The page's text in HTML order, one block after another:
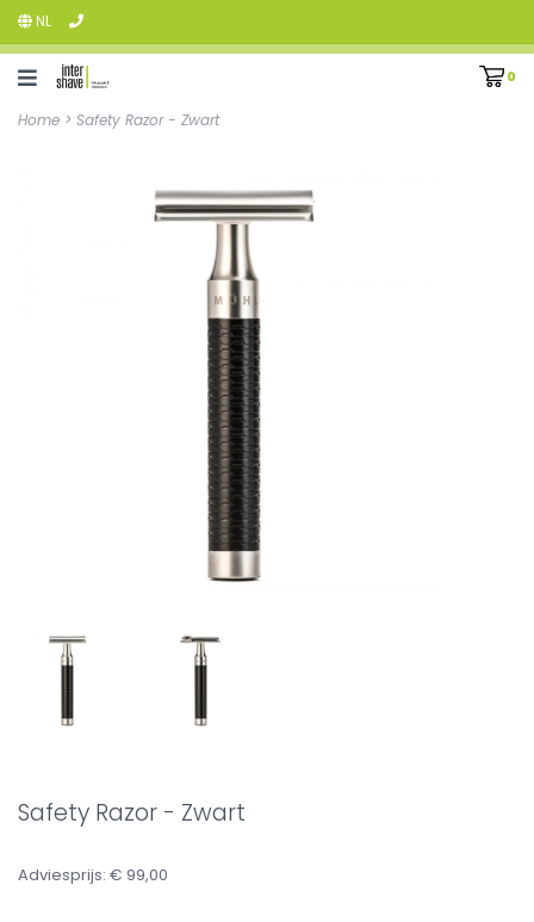
NL
0
Home > Safety Razor - Zwart
Safety Razor - Zwart
Adviesprijs: € 99,00